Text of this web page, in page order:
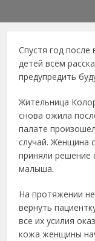
Спустя год
детей всем
предупредить
Жительница
снова ожила
палате
случай. Женщина
приняли решение
малыша.
На протяжении
вернуть
все их усилия
кожа женщины